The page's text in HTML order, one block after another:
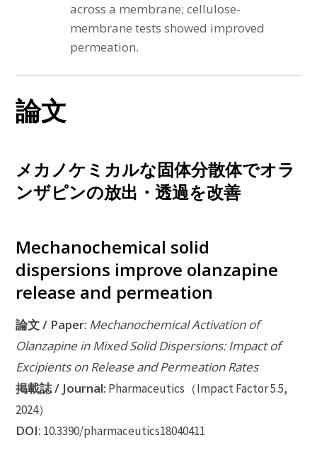
across a membrane; cellulose-
membrane tests showed improved
permeation.
論文
メカノケミカルな固体分散体でオラ
ンザピンの放出・透過を改善
Mechanochemical solid
dispersions improve olanzapine
release and permeation
論文 / Paper: Mechanochemical Activation of
Olanzapine in Mixed Solid Dispersions: Impact of
Excipients on Release and Permeation Rates
掲載誌 / Journal: Pharmaceutics（Impact Factor 5.5,
2024）
DOI: 10.3390/pharmaceutics18040411